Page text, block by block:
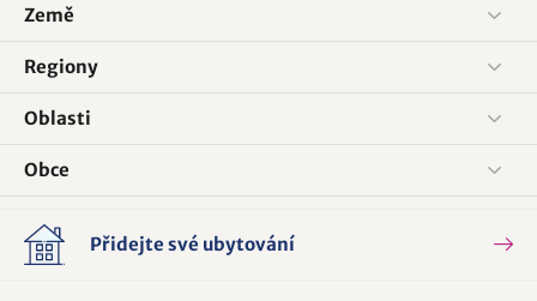
Země
Regiony
Oblasti
Obce
Přidejte své ubytování